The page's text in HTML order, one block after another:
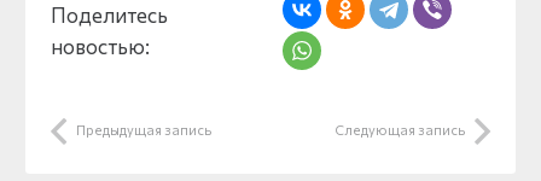
Поделитесь
новостью:
Предыдущая запись Следующая запись